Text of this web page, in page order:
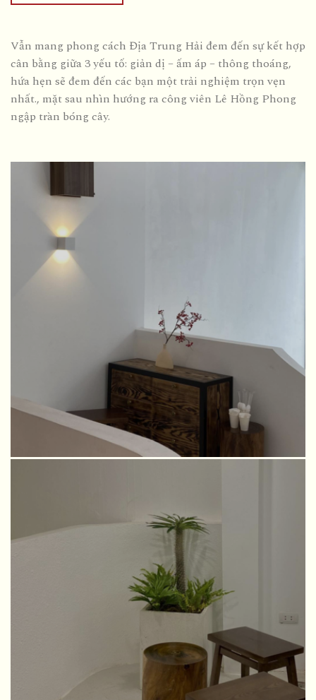
Vẫn mang phong cách Địa Trung Hải đem đến sự kết hợp
cân bằng giữa 3 yếu tố: giản dị – ấm áp – thông thoáng,
hứa hẹn sẽ đem đến các bạn một trải nghiệm trọn vẹn
nhất., mặt sau nhìn hướng ra công viên Lê Hồng Phong
ngập tràn bóng cây.